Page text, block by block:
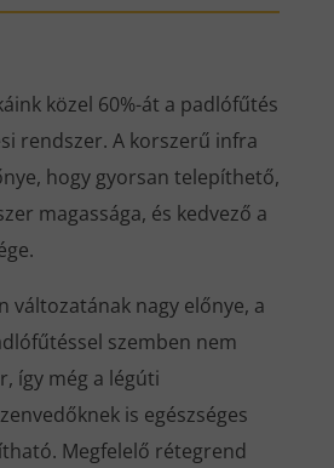
közel 60%-át a padlófűtés
rendszer. A korszerű infra
hogy gyorsan telepíthető,
magassága, és kedvező a
változatának nagy előnye, a
szemben nem
így még a légúti
is egészséges
Megfelelő rétegrend